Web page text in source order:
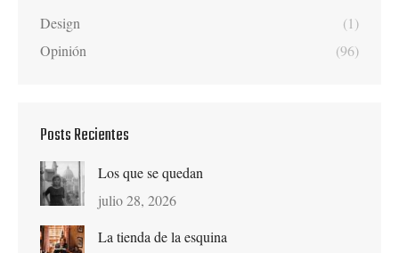
Design
(1)
Opinión
(96)
Posts Recientes
Los que se quedan
julio 28, 2026
La tienda de la esquina